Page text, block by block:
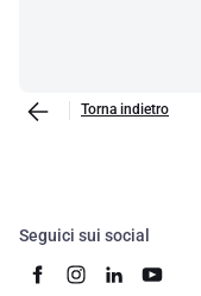
Torna indietro
Seguici sui social